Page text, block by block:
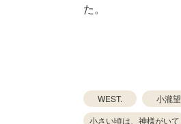
た。
WEST. 小瀧望
小さい頃は、神様がいて